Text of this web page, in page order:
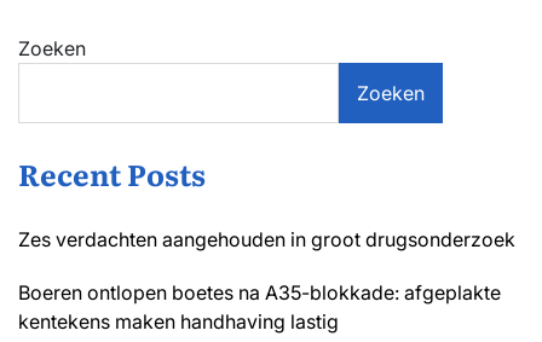
Zoeken
Zoeken
Recent Posts
Zes verdachten aangehouden in groot drugsonderzoek
Boeren ontlopen boetes na A35-blokkade: afgeplakte
kentekens maken handhaving lastig